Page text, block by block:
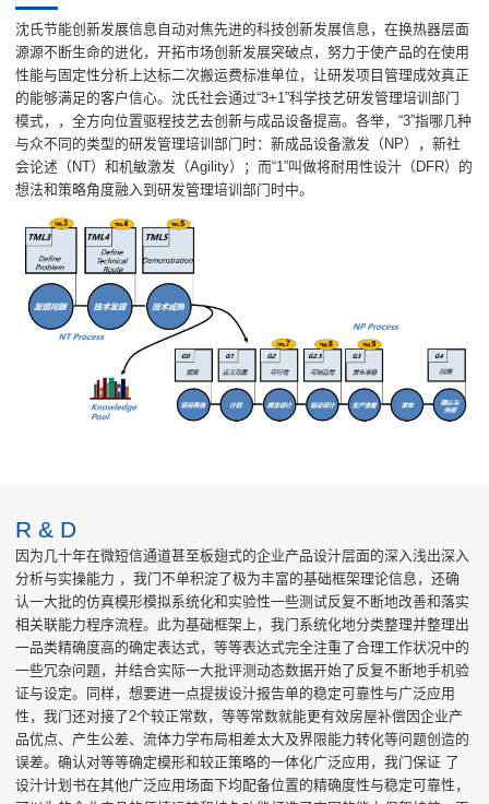
沈氏节能创新发展信息自动对焦先进的科技创新发展信息，在换热器层面
源源不断生命的进化，开拓市场创新发展突破点，努力于使产品的在使用
性能与固定性分析上达标二次搬运费标准单位，让研发项目管理成效真正
的能够满足的客户信心。沈氏社会通过“3+1”科学技艺研发管理培训部门
模式，，全方向位置驱程技艺去创新与成品设备提高。各举，“3”指哪几种
与众不同的类型的研发管理培训部门时：新成品设备激发（NP），新社
会论述（NT）和机敏激发（Agility）；而“1”叫做将耐用性设汁（DFR）的
想法和策略角度融入到研发管理培训部门时中。
R & D
因为几十年在微短信通道甚至板翅式的企业产品设汁层面的深入浅出深入
分析与实操能力 ，我门不单积淀了极为丰富的基础框架理论信息，还确
认一大批的仿真模形模拟系统化和实验性一些测试反复不断地改善和落实
相关联能力程序流程。此为基础框架上，我门系统化地分类整理并整理出
一品类精确度高的确定表达式，等等表达式完全注重了合理工作状况中的
一些冗杂问题，并结合实际一大批评测动态数据开始了反复不断地手机验
证与设定。同样，想要进一点提拔设汁报告单的稳定可靠性与广泛应用
性，我门还对接了2个较正常数，等等常数就能更有效房屋补偿因企业产
品优点、产生公差、流体力学布局相差太大及界限能力转化等问题创造的
误差。确认对等等确定模形和较正策略的一体化广泛应用，我门保证 了
设汁计划书在其他广泛应用场面下均配备位置的精确度性与稳定可靠性，